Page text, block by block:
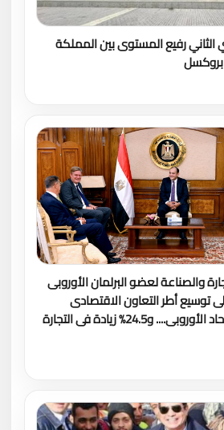
الثاني رفيع المستوى بين المملكة
بروكسل
والصناعة لعضو البرلمان الأوروبى
أطر التعاون الاقتصادى
المشترك مع دول الاتحاد الأوروبى.... و24.5% زيادة فى التجارة